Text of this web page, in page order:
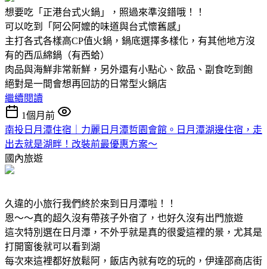
想要吃「正港台式火鍋」，照過來準沒錯哦！！
可以吃到「阿公阿嬤的味道與台式懷舊感」
主打各式各樣高CP值火鍋，鍋底選擇多樣化，有其他地方沒
有的西瓜綿鍋（有西蛤）
肉品與海鮮非常新鮮，另外還有小點心、飲品、副食吃到飽
絕對是一間會想再回訪的日常型火鍋店
繼續閱讀
1個月前
南投日月潭住宿｜力麗日月潭哲園會館。日月潭湖邊住宿，走
出去就是湖畔！改裝前最優惠方案～
國內旅遊
久違的小旅行我們終於來到日月潭啦！！
恩～～真的超久沒有帶孩子外宿了，也好久沒有出門旅遊
這次特別選在日月潭，不外乎就是真的很愛這裡的景，尤其是
打開窗後就可以看到湖
每次來這裡都好放鬆阿，飯店內就有吃的玩的，伊達邵商店街